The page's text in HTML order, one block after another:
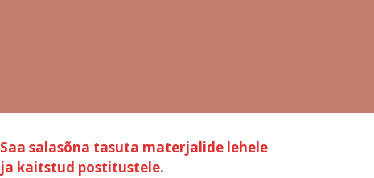
Saa salasõna tasuta materjalide lehele
ja kaitstud postitustele.